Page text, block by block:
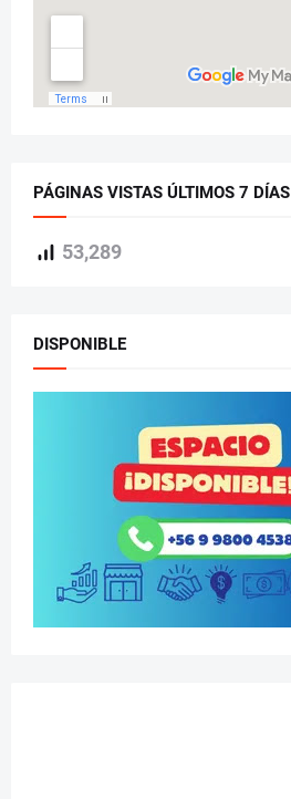
PÁGINAS VISTAS ÚLTIMOS 7 DÍAS
53,289
DISPONIBLE